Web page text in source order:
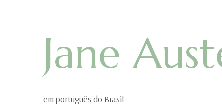
Jane
em português do Brasil